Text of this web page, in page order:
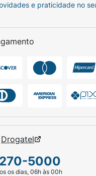
e praticidade no
Drogatel
5000
os dias, 06h às 00h